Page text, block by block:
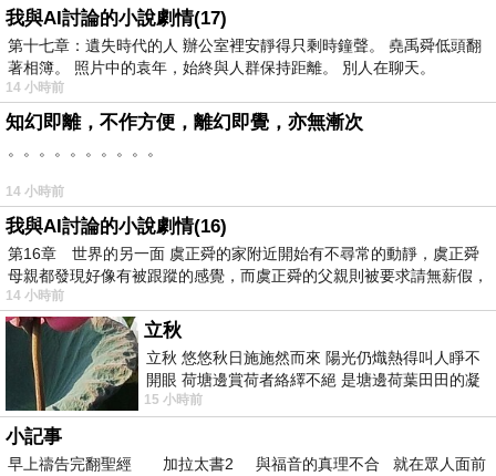
我與AI討論的小說劇情(17)
第十七章：遺失時代的人 辦公室裡安靜得只剩時鐘聲。 堯禹舜低頭翻
著相簿。 照片中的袁年，始終與人群保持距離。 別人在聊天。
14 小時前
知幻即離，不作方便，離幻即覺，亦無漸次
。。。。。。。。。。
14 小時前
我與AI討論的小說劇情(16)
第16章 世界的另一面 虞正舜的家附近開始有不尋常的動靜，虞正舜
母親都發現好像有被跟蹤的感覺，而虞正舜的父親則被要求請無薪假，
14 小時前
立秋
立秋 悠悠秋日施施然而來 陽光仍熾熱得叫人睜不
開眼 荷塘邊賞荷者絡繹不絕 是塘邊荷葉田田的凝
望 風中飄逸的是映日荷花別樣紅
15 小時前
小記事
早上禱告完翻聖經 加拉太書2 與福音的真理不合 就在眾人面前